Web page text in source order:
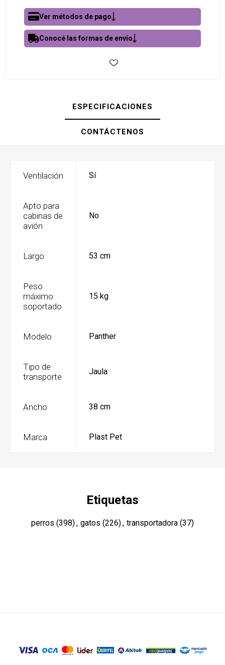
Ver métodos de pago
Conocé las formas de envío
ESPECIFICACIONES
CONTÁCTENOS
Ventilación Sí
Apto para
cabinas de
avión
No
Largo 53 cm
Peso
máximo
soportado
15 kg
Modelo Panther
Tipo de
transporte
Jaula
Ancho 38 cm
Marca Plast Pet
Etiquetas
perros (398), gatos (226), transportadora (37)